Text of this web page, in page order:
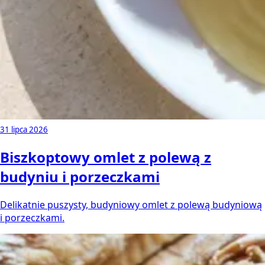
31 lipca 2026
Biszkoptowy omlet z polewą z
budyniu i porzeczkami
Delikatnie puszysty, budyniowy omlet z polewą budyniową
i porzeczkami.